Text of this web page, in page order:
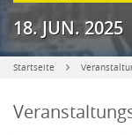
18. JUN. 2025
Startseite